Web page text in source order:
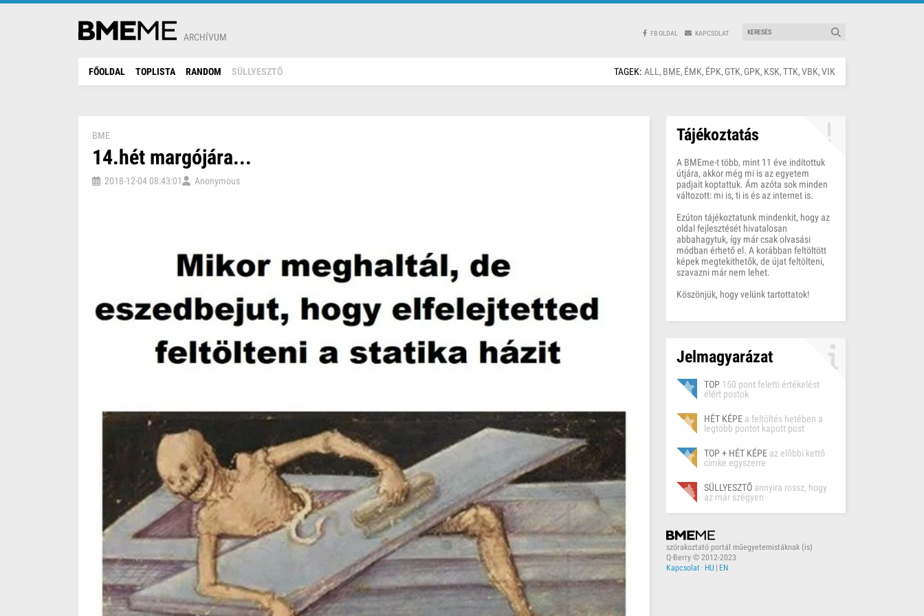
ARCHÍVUM FB OLDAL KAPCSOLAT
FŐOLDAL TOPLISTA RANDOM SÜLLYESZTŐ TAGEK: ALL BME ÉMK ÉPK GTK GPK KSK TTK VBK VIK
BME
14.hét margójára...
2018-12-04 08:43:01 Anonymous
Tájékoztatás
A BMEme-t több, mint 11 éve indítottuk
útjára, akkor még mi is az egyetem
padjait koptattuk. Ám azóta sok minden
változott: mi is, ti is és az internet is.
Ezúton tájékoztatunk mindenkit, hogy az
oldal fejlesztését hivatalosan
abbahagytuk, így már csak olvasási
módban érhető el. A korábban feltöltött
képek megtekithetők, de újat feltölteni,
szavazni már nem lehet.
Köszönjük, hogy velünk tartottatok!
Jelmagyarázat
TOP 150 pont feletti értékelést
elért postok
HÉT KÉPE a feltöltés hetében a
legtöbb pontot kapott post
TOP + HÉT KÉPE az előbbi kettő
címke egyszerre
SÜLLYESZTŐ annyira rossz, hogy
az már szégyen
szórakoztató portál műegyetemistáknak (is)
Q-Berry © 2012-2023
Kapcsolat · HU | EN